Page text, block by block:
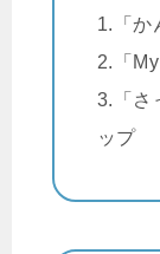
1.「か
2.「
3.「さ
ップ